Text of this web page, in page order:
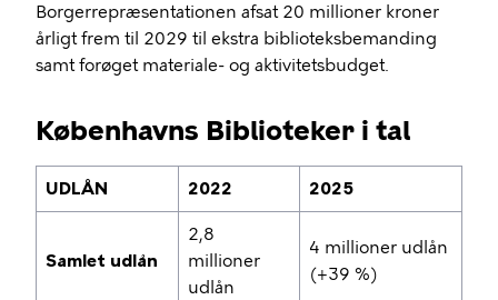
Borgerrepræsentationen afsat 20 millioner kroner
årligt frem til 2029 til ekstra biblioteksbemanding
samt forøget materiale- og aktivitetsbudget.
Københavns Biblioteker i tal
UDLÅN 2022 2025
Samlet udlån
2,8
millioner
udlån
4 millioner udlån
(+39 %)